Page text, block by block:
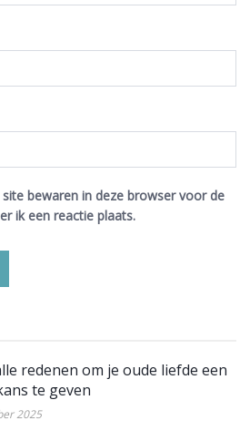
bewaren in deze browser voor de
ik een reactie plaats.
redenen om je oude liefde een
te geven
2025